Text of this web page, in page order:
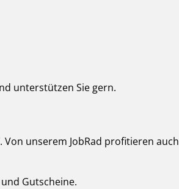
unterstützen Sie gern.
unserem JobRad profitieren auch
Gutscheine.